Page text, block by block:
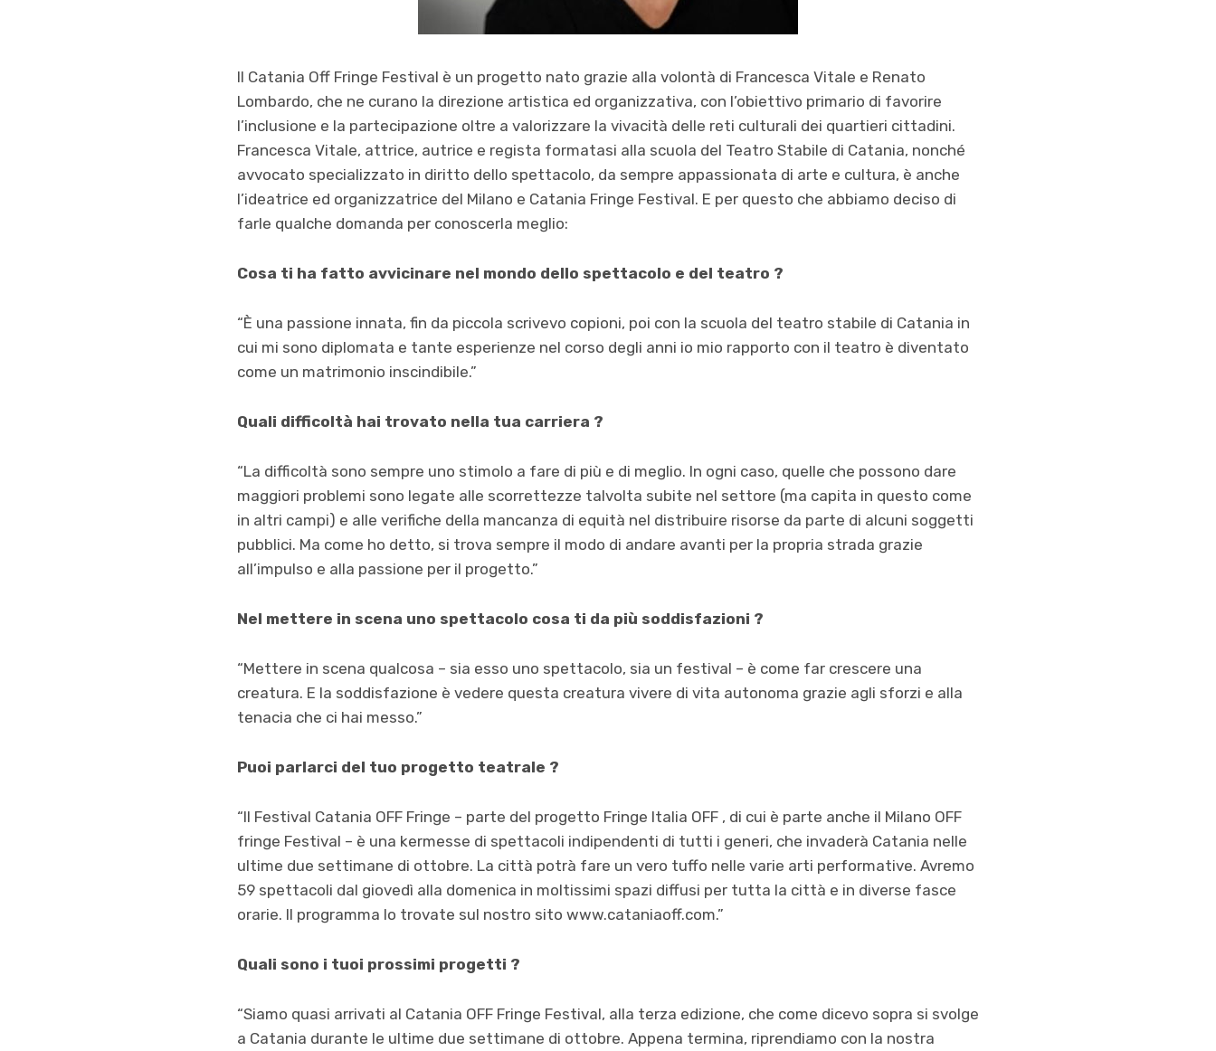
Il Catania Off Fringe Festival è un progetto nato grazie alla volontà di Francesca Vitale e Renato
Lombardo, che ne curano la direzione artistica ed organizzativa, con l’obiettivo primario di favorire
l’inclusione e la partecipazione oltre a valorizzare la vivacità delle reti culturali dei quartieri cittadini.
Francesca Vitale, attrice, autrice e regista formatasi alla scuola del Teatro Stabile di Catania, nonché
avvocato specializzato in diritto dello spettacolo, da sempre appassionata di arte e cultura, è anche
l’ideatrice ed organizzatrice del Milano e Catania Fringe Festival. E per questo che abbiamo deciso di
farle qualche domanda per conoscerla meglio:
Cosa ti ha fatto avvicinare nel mondo dello spettacolo e del teatro ?
“È una passione innata, fin da piccola scrivevo copioni, poi con la scuola del teatro stabile di Catania in
cui mi sono diplomata e tante esperienze nel corso degli anni io mio rapporto con il teatro è diventato
come un matrimonio inscindibile.”
Quali difficoltà hai trovato nella tua carriera ?
“La difficoltà sono sempre uno stimolo a fare di più e di meglio. In ogni caso, quelle che possono dare
maggiori problemi sono legate alle scorrettezze talvolta subite nel settore (ma capita in questo come
in altri campi) e alle verifiche della mancanza di equità nel distribuire risorse da parte di alcuni soggetti
pubblici. Ma come ho detto, si trova sempre il modo di andare avanti per la propria strada grazie
all’impulso e alla passione per il progetto.”
Nel mettere in scena uno spettacolo cosa ti da più soddisfazioni ?
“Mettere in scena qualcosa – sia esso uno spettacolo, sia un festival – è come far crescere una
creatura. E la soddisfazione è vedere questa creatura vivere di vita autonoma grazie agli sforzi e alla
tenacia che ci hai messo.”
Puoi parlarci del tuo progetto teatrale ?
“Il Festival Catania OFF Fringe – parte del progetto Fringe Italia OFF , di cui è parte anche il Milano OFF
fringe Festival – è una kermesse di spettacoli indipendenti di tutti i generi, che invaderà Catania nelle
ultime due settimane di ottobre. La città potrà fare un vero tuffo nelle varie arti performative. Avremo
59 spettacoli dal giovedì alla domenica in moltissimi spazi diffusi per tutta la città e in diverse fasce
orarie. Il programma lo trovate sul nostro sito www.cataniaoff.com.”
Quali sono i tuoi prossimi progetti ?
“Siamo quasi arrivati al Catania OFF Fringe Festival, alla terza edizione, che come dicevo sopra si svolge
a Catania durante le ultime due settimane di ottobre. Appena termina, riprendiamo con la nostra